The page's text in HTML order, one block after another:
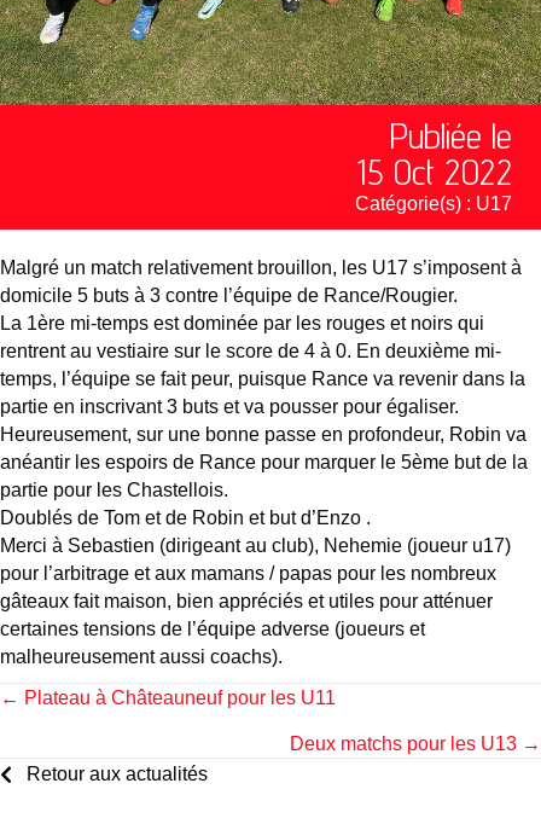
Publiée le
15 Oct 2022
Catégorie(s) : U17
Malgré un match relativement brouillon, les U17 s’imposent à
domicile 5 buts à 3 contre l’équipe de Rance/Rougier.
La 1ère mi-temps est dominée par les rouges et noirs qui
rentrent au vestiaire sur le score de 4 à 0. En deuxième mi-
temps, l’équipe se fait peur, puisque Rance va revenir dans la
partie en inscrivant 3 buts et va pousser pour égaliser.
Heureusement, sur une bonne passe en profondeur, Robin va
anéantir les espoirs de Rance pour marquer le 5ème but de la
partie pour les Chastellois.
Doublés de Tom et de Robin et but d’Enzo .
Merci à Sebastien (dirigeant au club), Nehemie (joueur u17)
pour l’arbitrage et aux mamans / papas pour les nombreux
gâteaux fait maison, bien appréciés et utiles pour atténuer
certaines tensions de l’équipe adverse (joueurs et
malheureusement aussi coachs).
Posts
navigation
← Plateau à Châteauneuf pour les U11
Deux matchs pour les U13 →
Retour aux actualités